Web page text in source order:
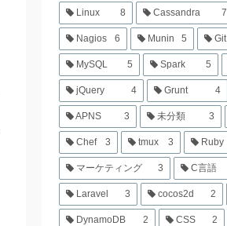
Linux 8 Cassandra 7
Nagios 6 Munin 5 Git
MySQL 5 Spark 5
jQuery 4 Grunt 4
APNS 3 未分類 3
Chef 3 tmux 3 Ruby
マーケティング 3 C言語
Laravel 3 cocos2d 2
DynamoDB 2 CSS 2